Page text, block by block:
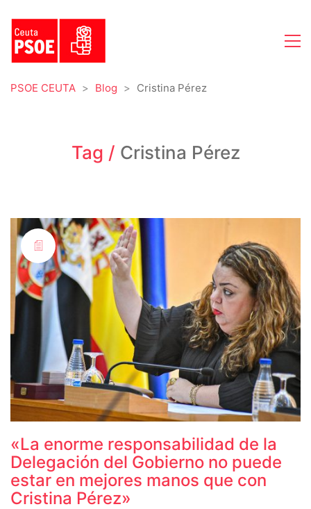
PSOE CEUTA > Blog > Cristina Pérez
Tag / Cristina Pérez
«La enorme responsabilidad de la
Delegación del Gobierno no puede
estar en mejores manos que con
Cristina Pérez»